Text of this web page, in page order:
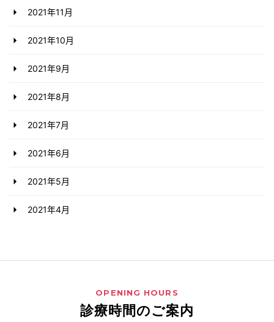
2021年11月
2021年10月
2021年9月
2021年8月
2021年7月
2021年6月
2021年5月
2021年4月
OPENING HOURS
診療時間のご案内